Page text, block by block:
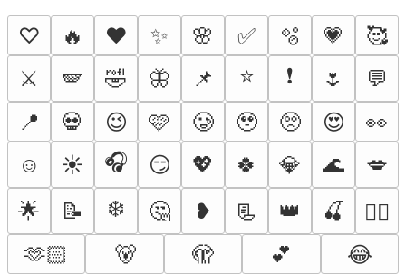
♡ 🔥 ❤️ ✨ 🌸 ✅ 🫧 💗
🥰
⚔️
🪽 🤣 🦋 📌 ⭐ ❗ 🌷
💬
📍
💀 😉 🩷 🥲 🥹 🥺 😍
👀
☺️
☀️ 🎧 😏 💖 🍀 💎 🌊
💋
🌟
📝 ❄️ 🤔 ❥ 📃 👑 🍒
❤️‍🔥
🫶🏻
🐻 🫣 💕 😂